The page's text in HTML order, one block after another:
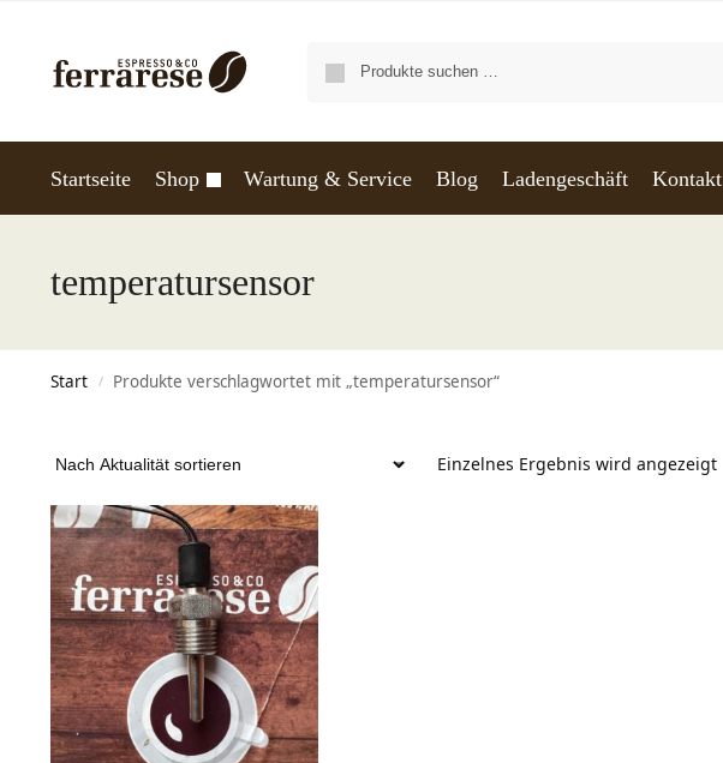
Startseite Shop Wartung & Service Blog Ladengeschäft Kontakt
temperatursensor
Start / Produkte verschlagwortet mit „temperatursensor“
Einzelnes Ergebnis wird angezeigt